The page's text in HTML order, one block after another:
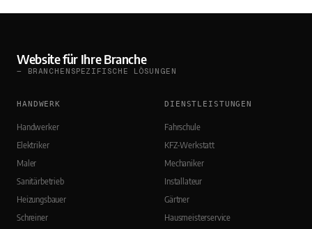
Website für Ihre Branche
— BRANCHENSPEZIFISCHE LÖSUNGEN
HANDWERK
Handwerker
Elektriker
Maler
Sanitärbetrieb
Heizungsbauer
Schreiner
DIENSTLEISTUNGEN
Fahrschule
KFZ-Werkstatt
Mechaniker
Installateur
Gärtner
Hausmeisterservice